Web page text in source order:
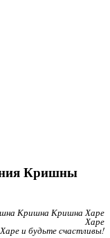
Кришны
Кришна Кришна Харе
Харе
и будьте счастливы!